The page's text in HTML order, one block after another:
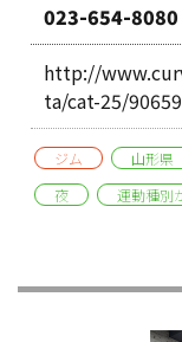
023-654-8080
http://
ta/cat-25/
ジム 山形県
夜
運動種別